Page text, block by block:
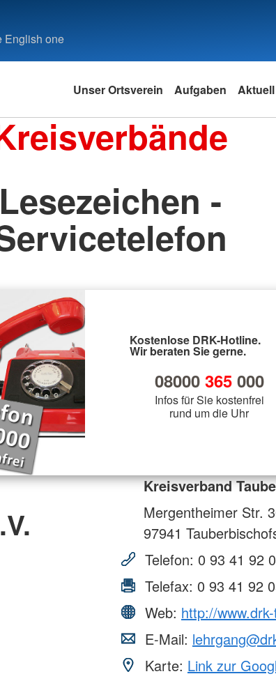
English one
Unser Ortsverein Aufgaben Aktuell
Lesezeichen -
Kostenlose DRK-Hotline.
Wir beraten Sie gerne.
08000 365000
Infos für Sie kostenfrei
rund um die Uhr
Kreisverband
Mergentheimer Str.
97941
Telefon: 0 93 41 92
Telefax: 0 93 41 92
Web: http://
E-Mail:
Karte: Link zur